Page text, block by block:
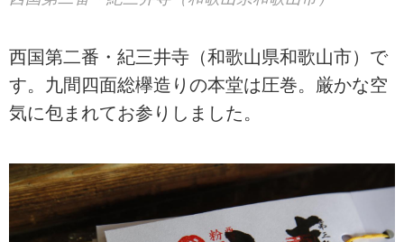
西国第二番・紀三井寺（和歌山県和歌山市）で
す。九間四面総欅造りの本堂は圧巻。厳かな空
気に包まれてお参りしました。